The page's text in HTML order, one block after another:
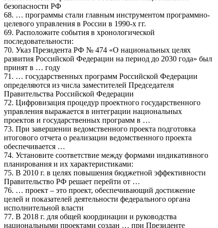
безопасности РФ
68. … программы стали главным инструментом программно-
целевого управления в России в 1990-х гг.
69. Расположите события в хронологической
последовательности:
70. Указ Президента РФ № 474 «О национальных целях
развития Российской Федерации на период до 2030 года» был
принят в … году
71. … государственных программ Российской Федерации
определяются из числа заместителей Председателя
Правительства Российской Федерации
72. Цифровизация процедур проектного государственного
управления выражается в интеграции национальных
проектов и государственных программ в …
73. При завершении ведомственного проекта подготовка
итогового отчета о реализации ведомственного проекта
обеспечивается …
74. Установите соответствие между формами индикативного
планирования и их характеристиками:
75. В 2010 г. в целях повышения бюджетной эффективности
Правительство РФ решает перейти от …
76. … проект – это проект, обеспечивающий достижение
целей и показателей деятельности федерального органа
исполнительной власти
77. В 2018 г. для общей координации и руководства
национальными проектами создан … при Президенте